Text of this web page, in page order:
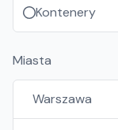
Kontenery
Miasta
Warszawa